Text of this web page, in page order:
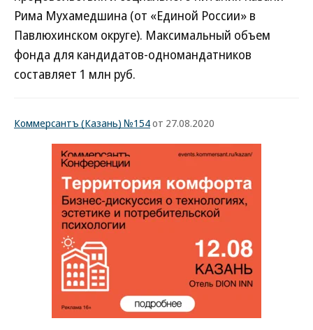
Рима Мухамедшина (от «Единой России» в
Павлюхинском округе). Максимальный объем
фонда для кандидатов-одномандатников
составляет 1 млн руб.
Коммерсантъ (Казань) №154от 27.08.2020